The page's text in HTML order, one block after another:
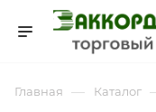
Главная — Каталог